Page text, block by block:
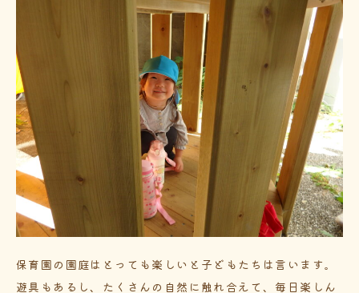
保育園の園庭はとっても楽しいと子どもたちは言います。
遊具もあるし、たくさんの自然に触れ合えて、毎日楽しん